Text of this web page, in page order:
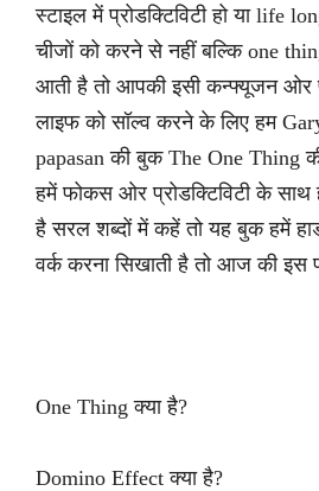
स्टाइल में प्रोडक्टिविटी हो या life
चीजों को करने से नहीं बल्कि one
आती है तो आपकी इसी कन्फ्यूजन ओर
लाइफ को सॉल्व करने के लिए हम
papasan की बुक The One Thing
हमें फोकस ओर प्रोडक्टिविटी के साथ
है सरल शब्दों में कहें तो यह बुक हमें
वर्क करना सिखाती है तो आज की इस
One Thing क्या है?
Domino Effect क्या है?